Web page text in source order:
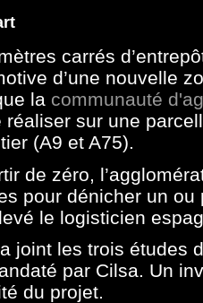
carrés
d’une nouvelle
la communauté
réaliser sur une
(A9 et A75).
de zéro,
pour dénicher un
le logisticien
joint les trois études
par Cilsa. Un
du projet.